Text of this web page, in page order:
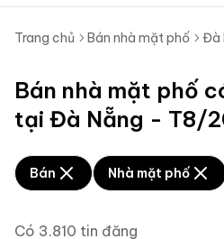
Trang chủ Bán nhà mặt phố Đà
Bán nhà mặt phố
tại Đà Nẵng - T8/
Bán Nhà mặt phố
Có 3.810 tin đăng